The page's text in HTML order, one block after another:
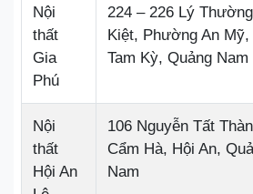
Nội
thất
Gia
Phú
224 – 226 Lý Thường
Kiệt, Phường An Mỹ,
Tam Kỳ, Quảng Nam
Nội
thất
Hội An
106 Nguyễn Tất
Cẩm Hà, Hội An,
Nam